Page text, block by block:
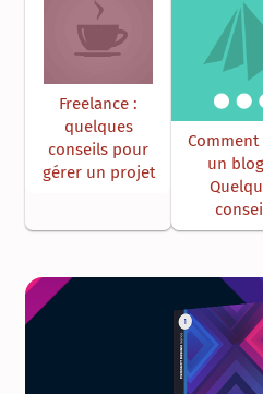
Freelance :
quelques
conseils pour
gérer un projet
Comment
un